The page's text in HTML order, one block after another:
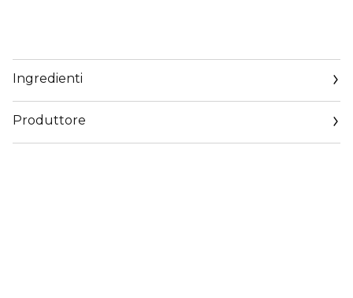
Ingredienti
Produttore